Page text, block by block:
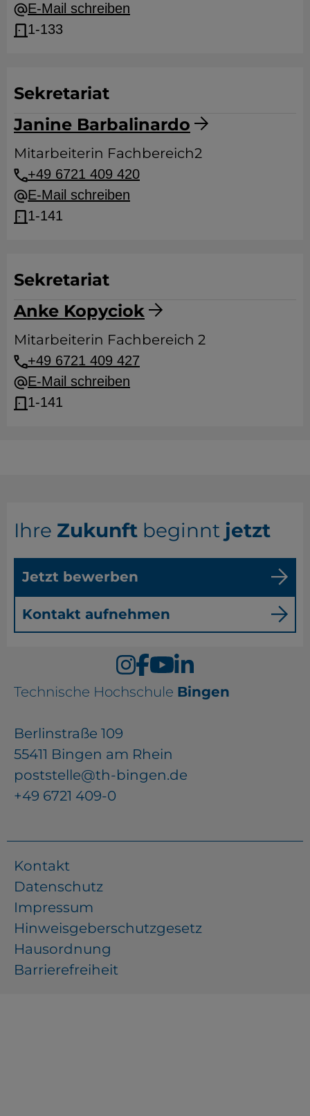
E-Mail schreiben
1-133
Janine Barbalinardo
Sekretariat
Mitarbeiterin Fachbereich2
+49 6721 409 420
E-Mail schreiben
1-141
Anke Kopyciok
Sekretariat
Mitarbeiterin Fachbereich 2
+49 6721 409 427
E-Mail schreiben
1-141
Ihre Zukunft beginnt jetzt
Jetzt bewerben
Kontakt aufnehmen
Technische Hochschule Bingen
Berlinstraße 109
55411 Bingen am Rhein
poststelle@th-bingen.de
+49 6721 409-0
Kontakt
Datenschutz
Impressum
Hinweisgeberschutzgesetz
Hausordnung
Barrierefreiheit